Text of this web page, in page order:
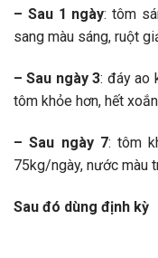
– Sau 1 ngày: tôm
sang màu sáng, ruột
– Sau ngày 3: đáy ao
tôm khỏe hơn, hết
– Sau ngày 7: tôm
75kg/ngày, nước màu
Sau đó dùng định kỳ